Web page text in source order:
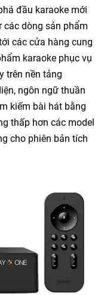
đầu karaoke mới
các dòng sản phẩm
các cửa hàng cung
karaoke phục vụ
trên nền tảng
ngôn ngữ thuần
kiếm bài hát bằng
thấp hơn các model
cho phiên bản tích